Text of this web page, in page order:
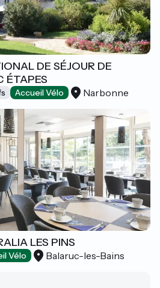
DE SÉJOUR DE
ÉTAPES
Accueil Vélo Narbonne
LES PINS
Vélo Balaruc-les-Bains